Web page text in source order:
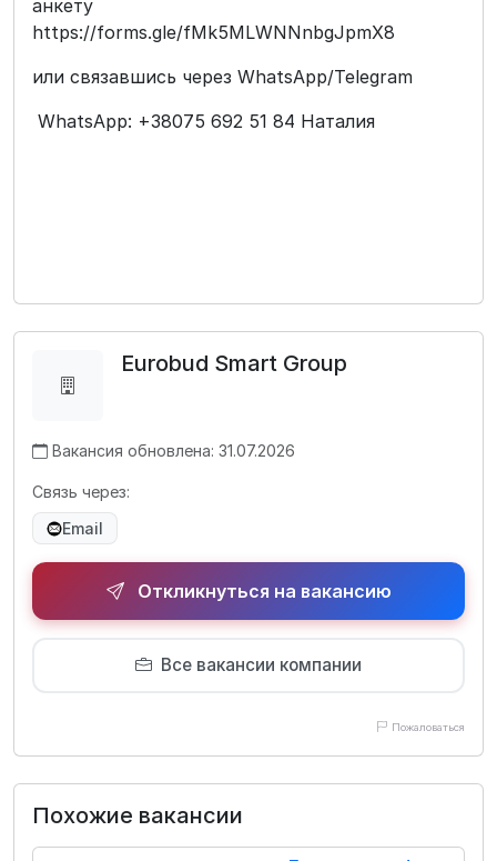
анкету
https://forms.gle/fMk5MLWNNnbgJpmX8
или связавшись через WhatsApp/Telegram
WhatsApp: +38075 692 51 84 Наталия
Eurobud Smart Group
Вакансия обновлена: 31.07.2026
Связь через:
Email
Откликнуться на вакансию
Все вакансии компании
Пожаловаться
Похожие вакансии